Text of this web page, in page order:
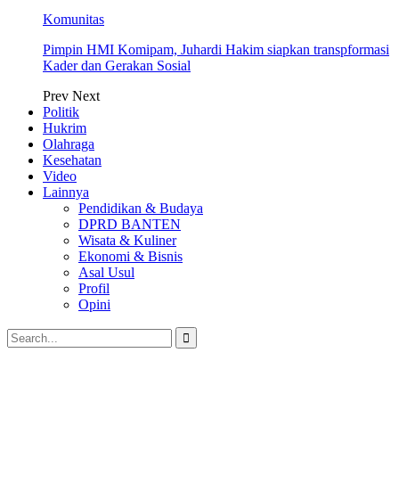
Komunitas
Pimpin HMI Komipam, Juhardi Hakim siapkan transpformasi
Kader dan Gerakan Sosial
Prev Next
Politik
Hukrim
Olahraga
Kesehatan
Video
Lainnya
Pendidikan & Budaya
DPRD BANTEN
Wisata & Kuliner
Ekonomi & Bisnis
Asal Usul
Profil
Opini